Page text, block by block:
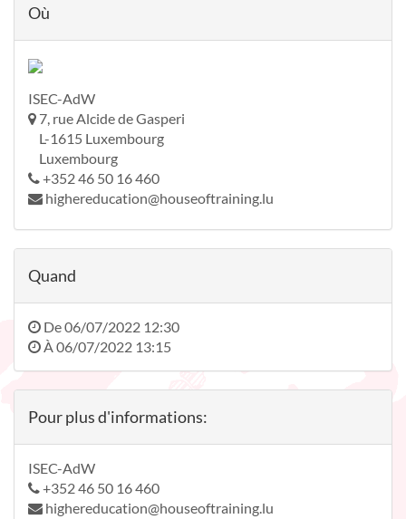
Où
ISEC-AdW
7, rue Alcide de Gasperi
L-1615 Luxembourg
Luxembourg
+352 46 50 16 460
highereducation@houseoftraining.lu
Quand
De06/07/2022 12:30
À06/07/2022 13:15
Pour plus d'informations:
ISEC-AdW
+352 46 50 16 460
highereducation@houseoftraining.lu